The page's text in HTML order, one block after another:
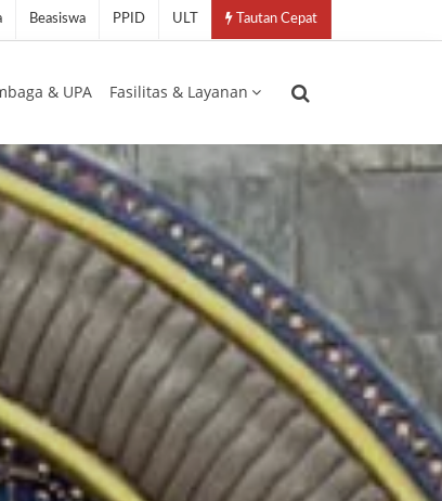
Beasiswa PPID ULT Tautan Cepat
& UPA Fasilitas & Layanan